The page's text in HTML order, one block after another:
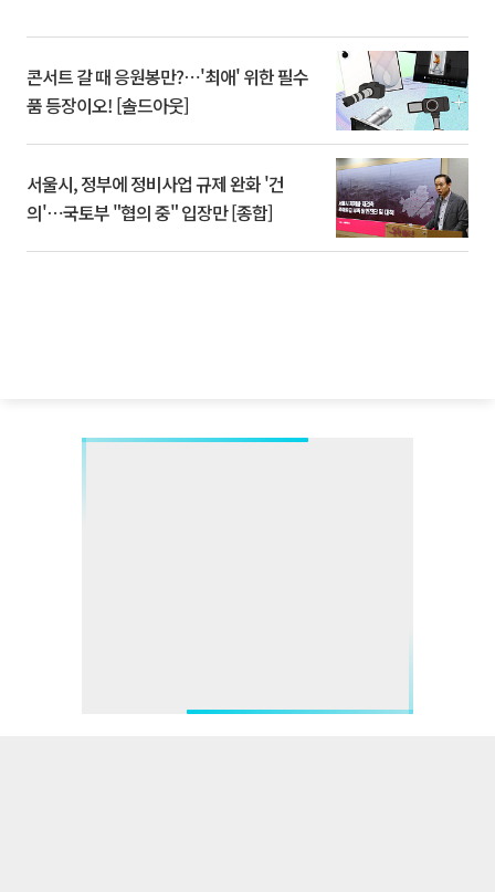
콘서트 갈 때 응원봉만?⋯'최애' 위한 필수
품 등장이오! [솔드아웃]
서울시, 정부에 정비사업 규제 완화 '건
의'⋯국토부 "협의 중" 입장만 [종합]